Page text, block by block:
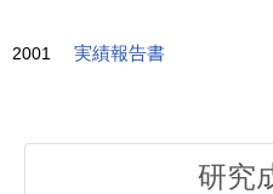
2001 実績報告書
研究